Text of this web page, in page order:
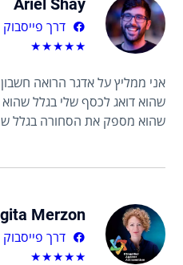
דרך פייסבוק
★
★
★
★
★
אני ממליץ על אדגר הרואה
שהוא דואג לכסף שלי בגלל שהוא
שהוא מספק את הסחורה בגלל
Merzon
דרך פייסבוק
★
★
★
★
★